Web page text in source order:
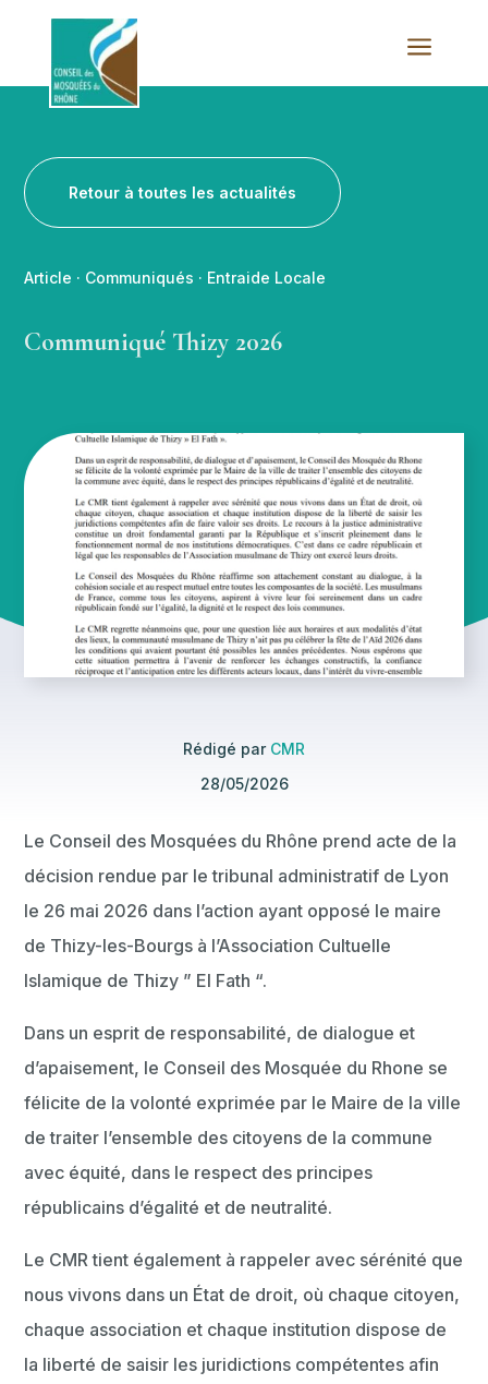
a
Retour à toutes les actualités
Article · Communiqués · Entraide Locale
Communiqué Thizy 2026
Rédigé par CMR
28/05/2026
Le Conseil des Mosquées du Rhône prend acte de la
décision rendue par le tribunal administratif de Lyon
le 26 mai 2026 dans l’action ayant opposé le maire
de Thizy-les-Bourgs à l’Association Cultuelle
Islamique de Thizy ” El Fath “.
Dans un esprit de responsabilité, de dialogue et
d’apaisement, le Conseil des Mosquée du Rhone se
félicite de la volonté exprimée par le Maire de la ville
de traiter l’ensemble des citoyens de la commune
avec équité, dans le respect des principes
républicains d’égalité et de neutralité.
Le CMR tient également à rappeler avec sérénité que
nous vivons dans un État de droit, où chaque citoyen,
chaque association et chaque institution dispose de
la liberté de saisir les juridictions compétentes afin